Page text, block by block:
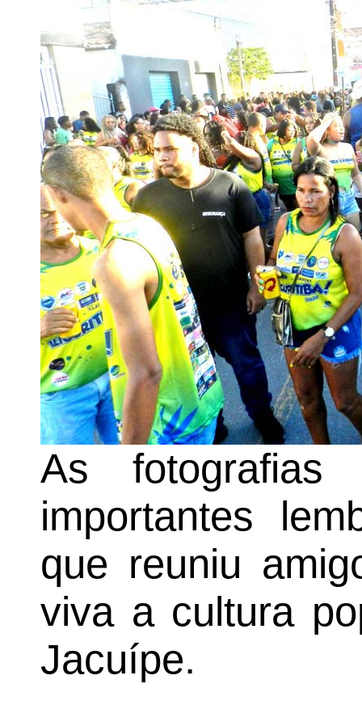
As fotografias
importantes
que reuniu
viva a cultura
Jacuípe.